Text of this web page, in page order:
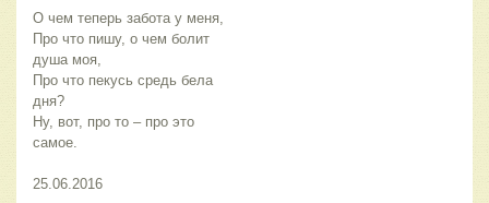
О чем теперь забота у меня,
Про что пишу, о чем болит
душа моя,
Про что пекусь средь бела
дня?
Ну, вот, про то – про это
самое.
25.06.2016